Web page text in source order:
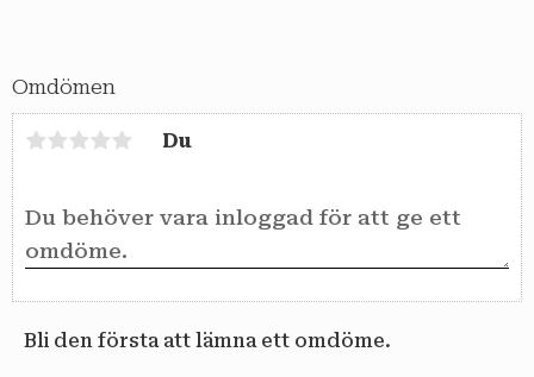
Omdömen
Du
Bli den första att lämna ett omdöme.